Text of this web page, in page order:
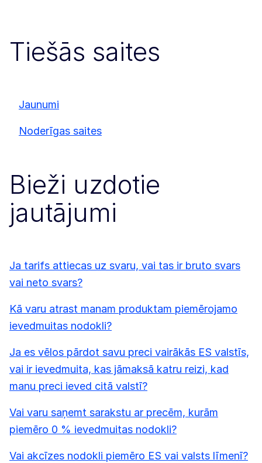
Tiešās saites
Jaunumi
Noderīgas saites
Bieži uzdotie
jautājumi
Ja tarifs attiecas uz svaru, vai tas ir bruto svars
vai neto svars?
Kā varu atrast manam produktam piemērojamo
ievedmuitas nodokli?
Ja es vēlos pārdot savu preci vairākās ES valstīs,
vai ir ievedmuita, kas jāmaksā katru reizi, kad
manu preci ieved citā valstī?
Vai varu saņemt sarakstu ar precēm, kurām
piemēro 0 % ievedmuitas nodokli?
Vai akcīzes nodokli piemēro ES vai valsts līmenī?